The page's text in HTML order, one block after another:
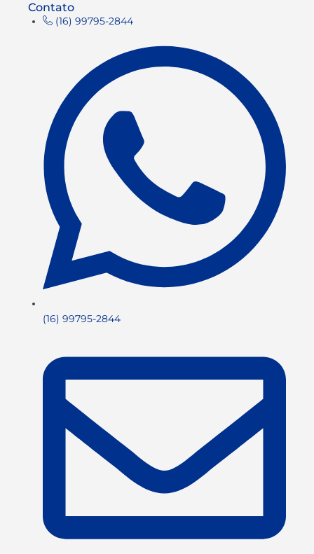
Contato
(16) 99795-2844
(16) 99795-2844